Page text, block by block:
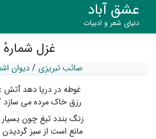
عشق آباد
دنیای شعر و ادبیات
غزل شمارهٔ ۱۶
صائب تبریزی /دیوان
غوطه در دریا دهد آتش
رزق خاک مرده می سازد
زنگ بندد تیغ چون بسیار
مانع است از سبز گردیدن